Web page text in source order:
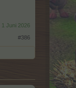
1 Juni 2026
#386